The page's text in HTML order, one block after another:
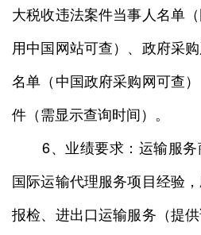
大税收违法案件当事人名单
用中国网站可查）、政府采
名单（中国政府采购网可查
件（需显示查询时间）。
6、业绩要求：运输服务
国际运输代理服务项目经验
报检、进出口运输服务（提